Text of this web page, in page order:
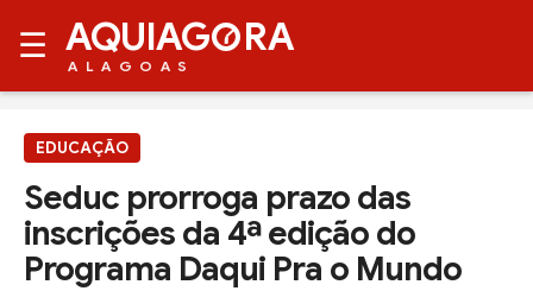
☰ AQUIAG RA
ALAGOAS
EDUCAÇÃO
Seduc prorroga prazo das
inscrições da 4ª edição do
Programa Daqui Pra o Mundo